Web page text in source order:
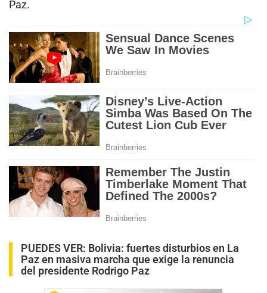
Paz.
PUEDES VER: Bolivia: fuertes disturbios en La
Paz en masiva marcha que exige la renuncia
del presidente Rodrigo Paz